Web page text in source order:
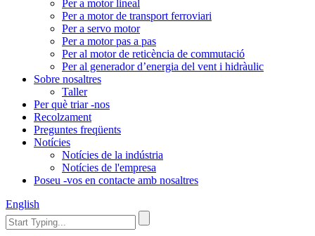
Per a motor lineal
Per a motor de transport ferroviari
Per a servo motor
Per a motor pas a pas
Per al motor de reticència de commutació
Per al generador d’energia del vent i hidràulic
Sobre nosaltres
Taller
Per què triar -nos
Recolzament
Preguntes freqüents
Notícies
Notícies de la indústria
Notícies de l'empresa
Poseu -vos en contacte amb nosaltres
English